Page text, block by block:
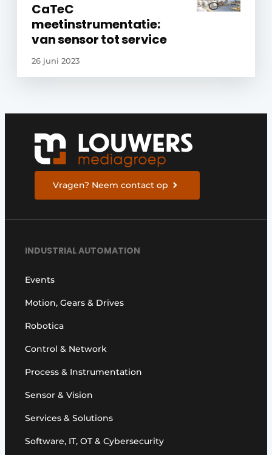
CaTeC
meetinstrumentatie:
van sensor tot service
26 juni 2023
Vragen? Neem contact op
INDUSTRIAL AUTOMATION
Events
Motion, Gears & Drives
Robotica
Control & Network
Process & Instrumentation
Sensor & Vision
Services & Solutions
Software, IT, OT & Cybersecurity